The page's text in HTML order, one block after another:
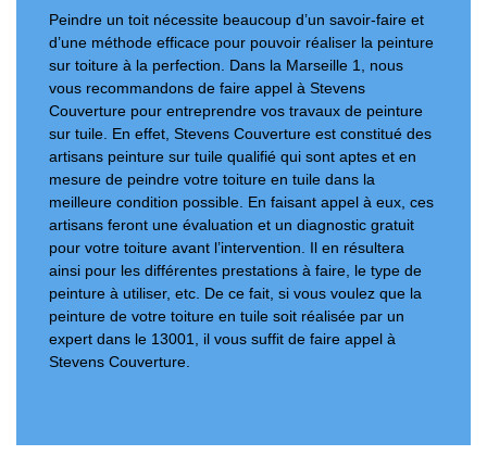
Peindre un toit nécessite beaucoup d’un savoir-faire et
d’une méthode efficace pour pouvoir réaliser la peinture
sur toiture à la perfection. Dans la Marseille 1, nous
vous recommandons de faire appel à Stevens
Couverture pour entreprendre vos travaux de peinture
sur tuile. En effet, Stevens Couverture est constitué des
artisans peinture sur tuile qualifié qui sont aptes et en
mesure de peindre votre toiture en tuile dans la
meilleure condition possible. En faisant appel à eux, ces
artisans feront une évaluation et un diagnostic gratuit
pour votre toiture avant l’intervention. Il en résultera
ainsi pour les différentes prestations à faire, le type de
peinture à utiliser, etc. De ce fait, si vous voulez que la
peinture de votre toiture en tuile soit réalisée par un
expert dans le 13001, il vous suffit de faire appel à
Stevens Couverture.